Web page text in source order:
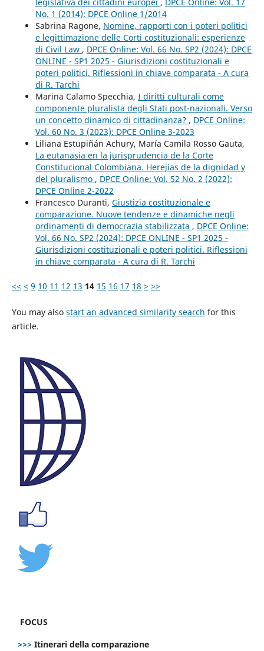
No. 1 (2014): DPCE Online 1/2014
Sabrina Ragone, Nomine, rapporti con i poteri politici
e legittimazione delle Corti costituzionali: esperienze
di Civil Law , DPCE Online: Vol. 66 No. SP2 (2024): DPCE
ONLINE - SP1 2025 - Giurisdizioni costituzionali e
poteri politici. Riflessioni in chiave comparata - A cura
di R. Tarchi
Marina Calamo Specchia, I diritti culturali come
componente pluralista degli Stati post-nazionali. Verso
un concetto dinamico di cittadinanza? , DPCE Online:
Vol. 60 No. 3 (2023): DPCE Online 3-2023
Liliana Estupiñán Achury, María Camila Rosso Gauta,
La eutanasia en la jurisprudencia de la Corte
Constitucional Colombiana. Herejías de la dignidad y
del pluralismo , DPCE Online: Vol. 52 No. 2 (2022):
DPCE Online 2-2022
Francesco Duranti, Giustizia costituzionale e
comparazione. Nuove tendenze e dinamiche negli
ordinamenti di democrazia stabilizzata , DPCE Online:
Vol. 66 No. SP2 (2024): DPCE ONLINE - SP1 2025 -
Giurisdizioni costituzionali e poteri politici. Riflessioni
in chiave comparata - A cura di R. Tarchi
<< < 9 10 11 12 13 14 15 16 17 18 > >>
You may also start an advanced similarity search for this
article.
FOCUS
>>> Itinerari della comparazione